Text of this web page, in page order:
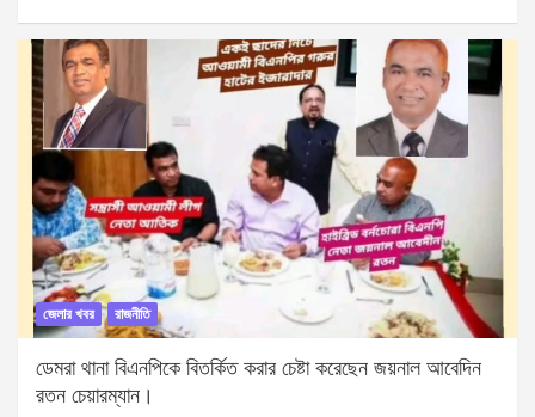
জেলার খবর রাজনীতি
ডেমরা থানা বিএনপিকে বিতর্কিত করার চেষ্টা করেছেন জয়নাল আবেদিন
রতন চেয়ারম্যান।